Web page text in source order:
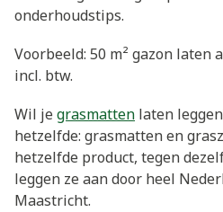
onderhoudstips.
Voorbeeld: 50 m² gazon laten
incl. btw.
Wil jegrasmatten laten
hetzelfde: grasmatten en
hetzelfde product, tegen
leggen ze aan door heel
Maastricht.